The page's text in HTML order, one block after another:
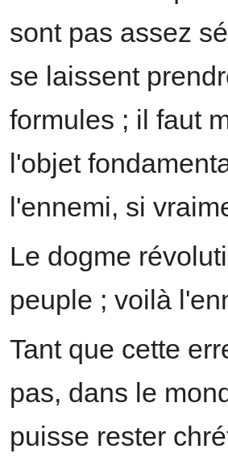
sont pas assez
se laissent
formules ; il faut
l'objet
l'ennemi, si
Le dogme
peuple ; voilà
Tant que cette
pas, dans le
puisse rester